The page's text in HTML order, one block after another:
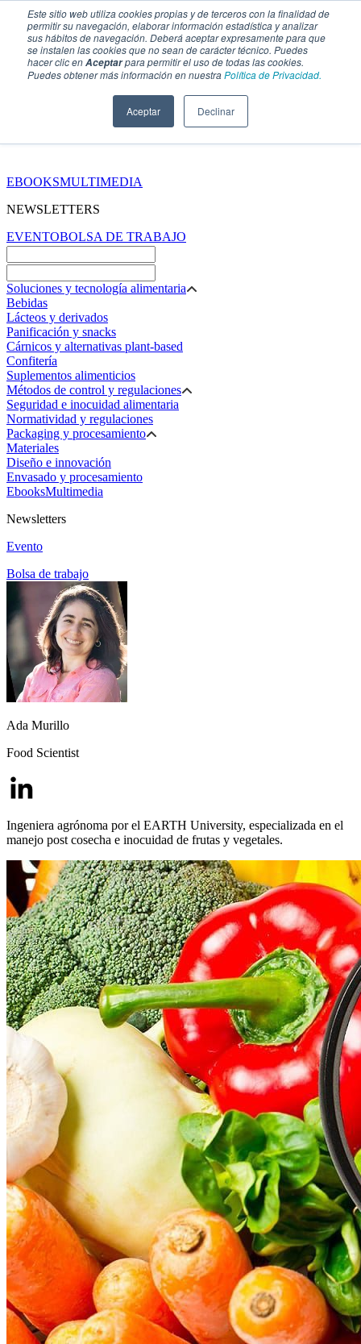
Este sitio web utiliza cookies propias y de terceros con la finalidad de
permitir su navegación, elaborar información estadística y analizar
sus hábitos de navegación. Deberá aceptar expresamente para que
se instalen las cookies que no sean de carácter técnico. Puedes
hacer clic enAceptarpara permitir el uso de todas las cookies.
Puedes obtener más información en nuestraPolítica de Privacidad.
Aceptar Declinar
EBOOKSMULTIMEDIA
NEWSLETTERS
EVENTOBOLSA DE TRABAJO
Soluciones y tecnología alimentaria
Bebidas
Lácteos y derivados
Panificación y snacks
Cárnicos y alternativas plant-based
Confitería
Suplementos alimenticios
Métodos de control y regulaciones
Seguridad e inocuidad alimentaria
Normatividad y regulaciones
Packaging y procesamiento
Materiales
Diseño e innovación
Envasado y procesamiento
EbooksMultimedia
Newsletters
Evento
Bolsa de trabajo
Ada Murillo
Food Scientist
Ingeniera agrónoma por el EARTH University, especializada en el
manejo post cosecha e inocuidad de frutas y vegetales.